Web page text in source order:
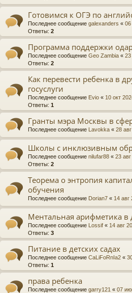
Готовимся к ОГЭ по
Последнее сообщение galexanders « 06
Ответы: 2
Программа поддержки
Последнее сообщение Geo Zambia « 23
Ответы: 2
Как перевести ребенка в
госуслуги
Последнее сообщение Evio « 10 окт
Ответы: 1
Гранты мэра Москвы в
Последнее сообщение Lavokka « 28
Школы с инклюзивным
Последнее сообщение nilufar88 « 23
Ответы: 2
Теорема о энтропия
обучения
Последнее сообщение Dorian7 « 14 авг
Ментальная арифметика
Последнее сообщение Lossif « 14 авг
Ответы: 3
Питание в детских садах
Последнее сообщение CaLiFoRnIa2 «
Ответы: 1
права ребенка
Последнее сообщение garry121 « 07